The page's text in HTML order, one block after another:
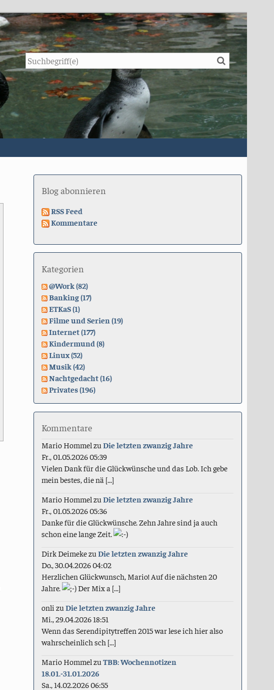
Suche
Blog abonnieren
RSS Feed
Kommentare
Kategorien
@Work (82)
Banking (17)
ETKaS (1)
Filme und Serien (19)
Internet (177)
Kindermund (8)
Linux (52)
Musik (42)
Nachtgedacht (16)
Privates (196)
Kommentare
Mario Hommel zuDie letzten zwanzig Jahre
Fr., 01.05.2026 05:39
Vielen Dank für die Glückwünsche und das Lob. Ich gebe
mein bestes, die nä [...]
Mario Hommel zuDie letzten zwanzig Jahre
Fr., 01.05.2026 05:36
Danke für die Glückwünsche. Zehn Jahre sind ja auch
schon eine lange Zeit.
Dirk DeimekezuDie letzten zwanzig Jahre
Do., 30.04.2026 04:02
Herzlichen Glückwunsch, Mario! Auf die nächsten 20
Jahre.
Der Mix a [...]
onli zuDie letzten zwanzig Jahre
Mi., 29.04.2026 18:51
Wenn das Serendipitytreffen 2015 war lese ich hier also
wahrscheinlich sch [...]
Mario Hommel zuTBB: Wochennotizen
18.01.-31.01.2026
Sa., 14.02.2026 06:55